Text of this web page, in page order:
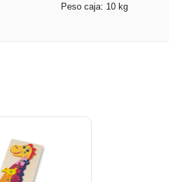
Peso caja: 10 kg